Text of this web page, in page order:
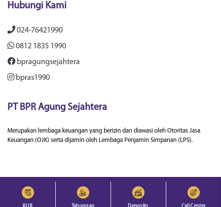
Hubungi Kami
024-76421990
0812 1835 1990
bpragungsejahtera
bpras1990
PT BPR Agung Sejahtera
Merupakan lembaga keuangan yang berizin dan diawasi oleh Otoritas Jasa
Keuangan (OJK) serta dijamin oleh Lembaga Penjamin Simpanan (LPS).
© 2022 BPR Agung Sejahtera | All Rights Reserved.